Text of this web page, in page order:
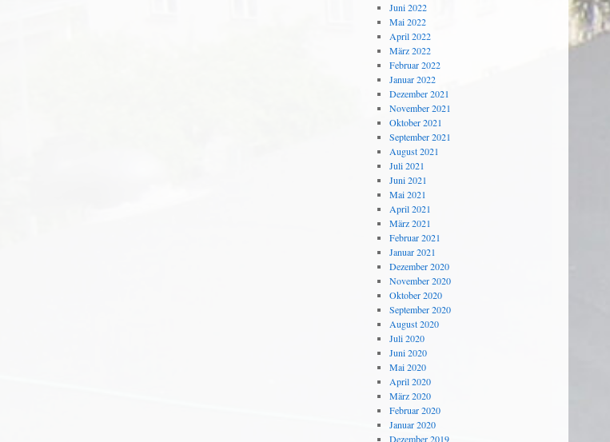
Juni 2022
Mai 2022
April 2022
März 2022
Februar 2022
Januar 2022
Dezember 2021
November 2021
Oktober 2021
September 2021
August 2021
Juli 2021
Juni 2021
Mai 2021
April 2021
März 2021
Februar 2021
Januar 2021
Dezember 2020
November 2020
Oktober 2020
September 2020
August 2020
Juli 2020
Juni 2020
Mai 2020
April 2020
März 2020
Februar 2020
Januar 2020
Dezember 2019